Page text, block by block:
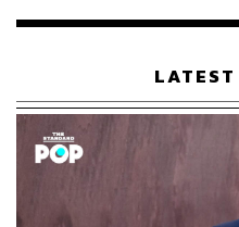
รอคอยของเขาได้อย่างลึกซึ้
เรือนไทยที่ถูกซุกไว้